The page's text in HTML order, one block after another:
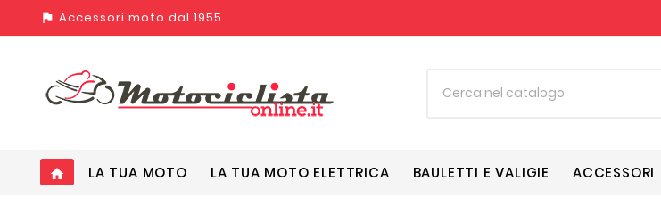
assistant_photo Accessori moto dal 1955
home LA TUA MOTO LA TUA MOTO ELETTRICA BAULETTI E VALIGIE ACCESSORI